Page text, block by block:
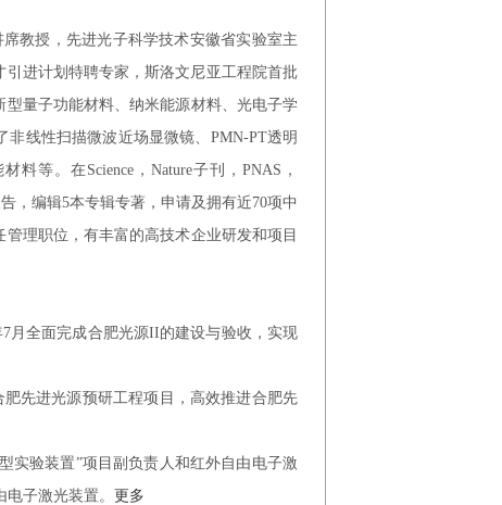
教授，先进光子科学技术安徽省实验室主
引进计划特聘专家，斯洛文尼亚工程院首批
量子功能材料、纳米能源材料、光电子学
线性扫描微波近场显微镜、PMN-PT透明
等。在Science，Nature子刊，PNAS，
，编辑5本专辑专著，申请及拥有近70项中
理职位，有丰富的高技术企业研发和项目
月全面完成合肥光源ΙΙ的建设与验收，实现
先进光源预研工程项目，高效推进合肥先
实验装置”项目副负责人和红外自由电子激
子激光装置。 更多